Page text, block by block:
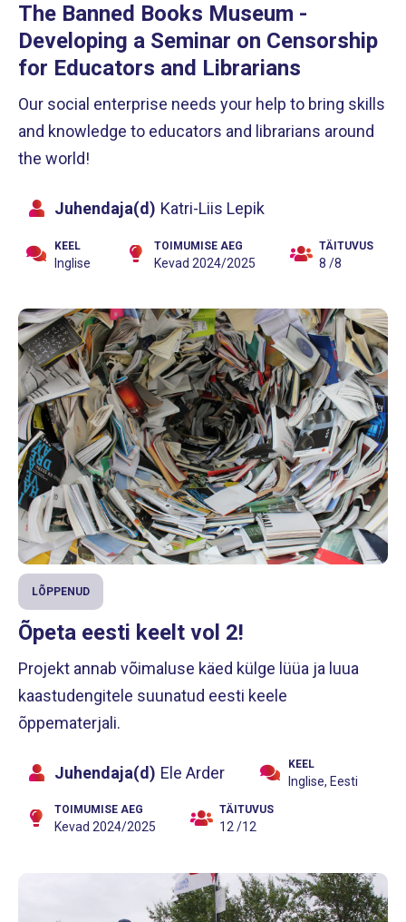
The Banned Books Museum -
Developing a Seminar on Censorship
for Educators and Librarians
Our social enterprise needs your help to bring skills
and knowledge to educators and librarians around
the world!
Juhendaja(d) Katri-Liis Lepik
KEEL
Inglise
TOIMUMISE AEG
Kevad 2024/2025
TÄITUVUS
8 /8
LÕPPENUD
Õpeta eesti keelt vol 2!
Projekt annab võimaluse käed külge lüüa ja luua
kaastudengitele suunatud eesti keele
õppematerjali.
Juhendaja(d) Ele Arder KEEL
Inglise, Eesti
TOIMUMISE AEG
Kevad 2024/2025
TÄITUVUS
12 /12